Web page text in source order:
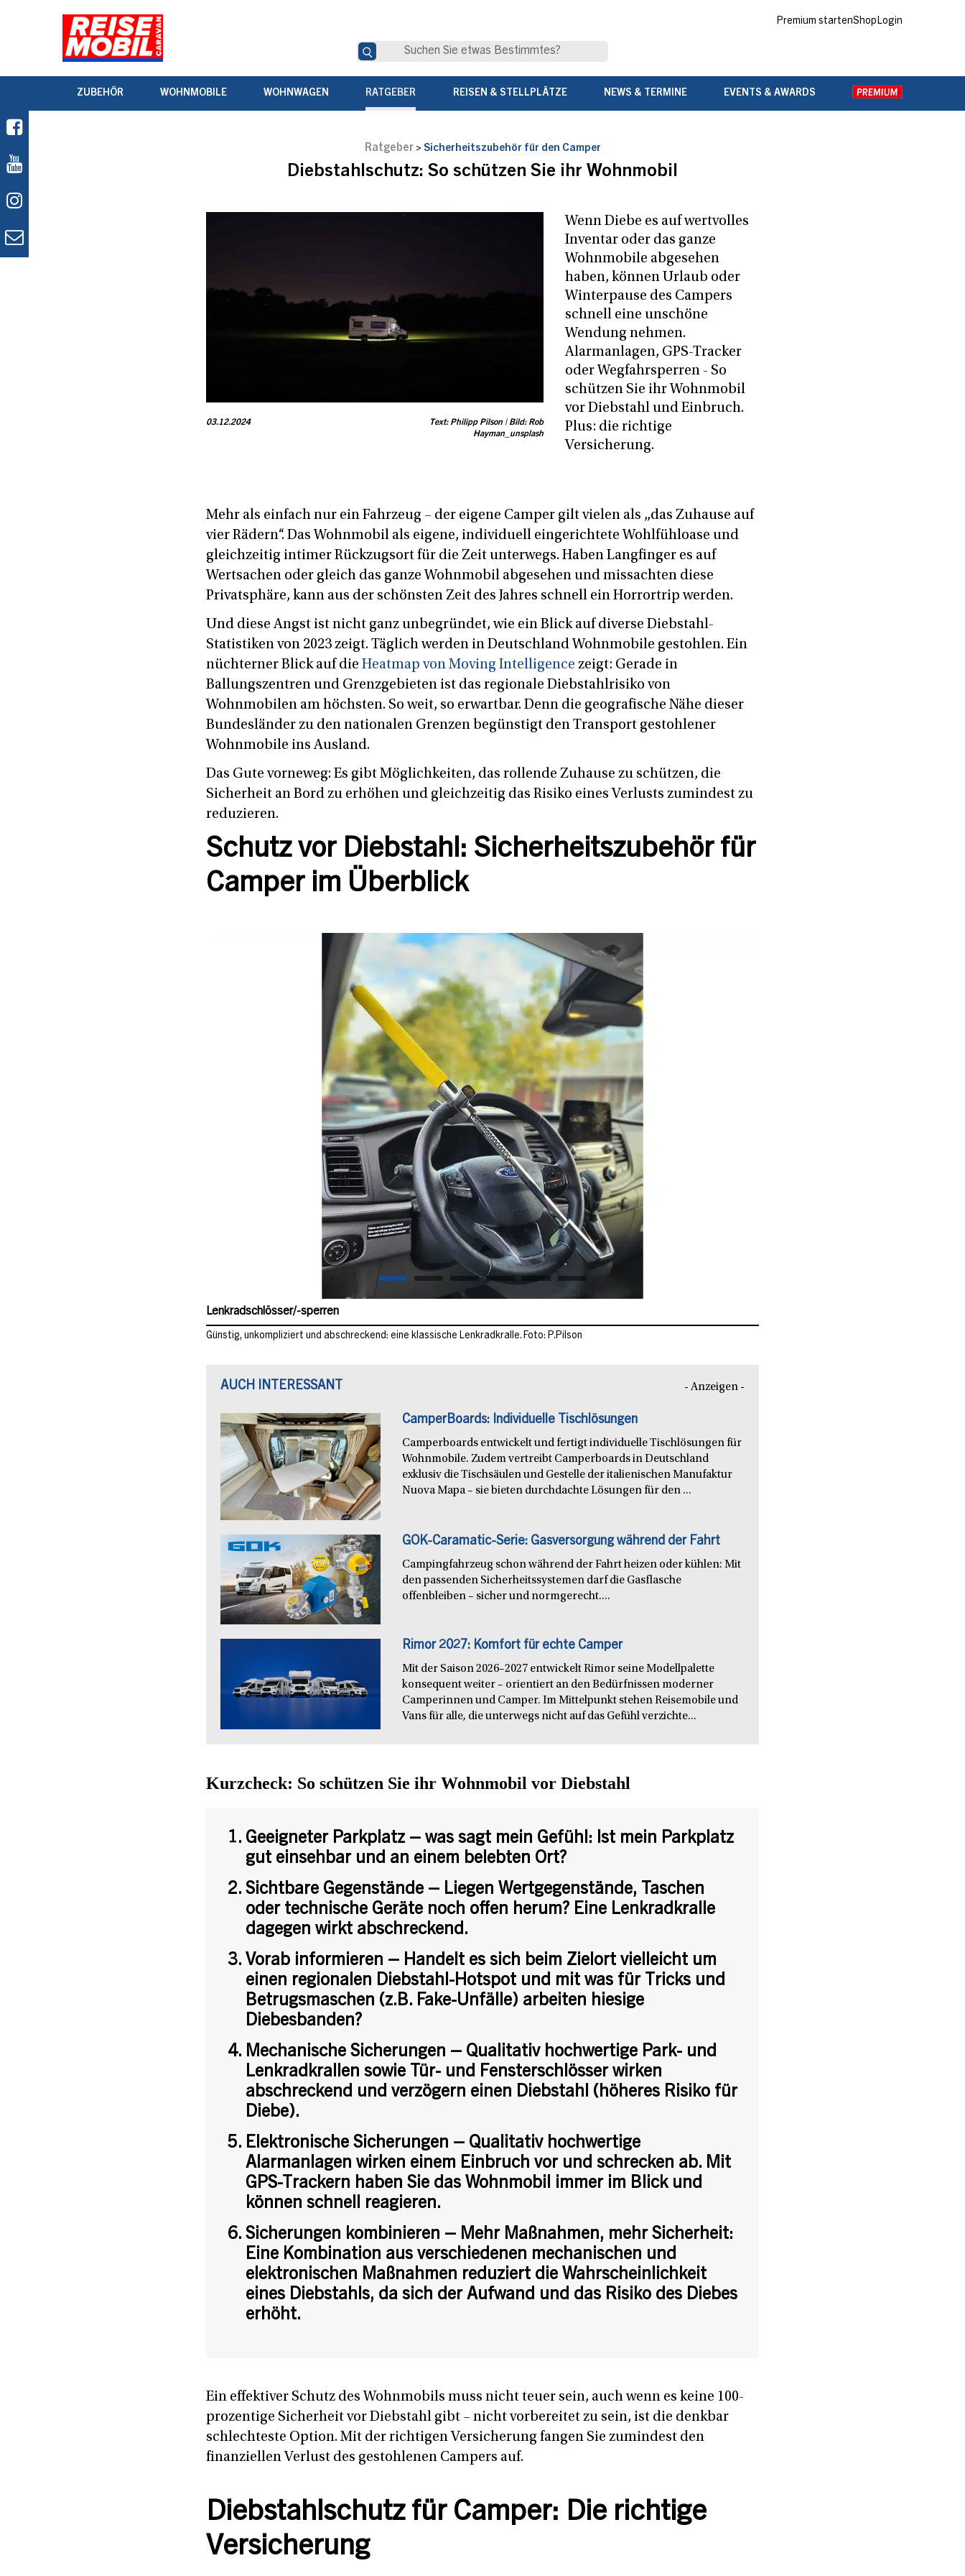
Premium startenShopLogin
ZUBEHÖR WOHNMOBILE WOHNWAGEN RATGEBER REISEN & STELLPLÄTZE NEWS & TERMINE EVENTS & AWARDS
Ratgeber > Sicherheitszubehör für den Camper
Diebstahlschutz: So schützen Sie ihr Wohnmobil
03.12.2024
Text: Philipp Pilson | Bild: Rob
Hayman_unsplash
Wenn Diebe es auf wertvolles
Inventar oder das ganze
Wohnmobile abgesehen
haben, können Urlaub oder
Winterpause des Campers
schnell eine unschöne
Wendung nehmen.
Alarmanlagen, GPS-Tracker
oder Wegfahrsperren - So
schützen Sie ihr Wohnmobil
vor Diebstahl und Einbruch.
Plus: die richtige
Versicherung.
Mehr als einfach nur ein Fahrzeug – der eigene Camper gilt vielen als „das Zuhause auf
vier Rädern“. Das Wohnmobil als eigene, individuell eingerichtete Wohlfühloase und
gleichzeitig intimer Rückzugsort für die Zeit unterwegs. Haben Langfinger es auf
Wertsachen oder gleich das ganze Wohnmobil abgesehen und missachten diese
Privatsphäre, kann aus der schönsten Zeit des Jahres schnell ein Horrortrip werden.
Und diese Angst ist nicht ganz unbegründet, wie ein Blick auf diverse Diebstahl-
Statistiken von 2023 zeigt. Täglich werden in Deutschland Wohnmobile gestohlen. Ein
nüchterner Blick auf die Heatmap von Moving Intelligence zeigt: Gerade in
Ballungszentren und Grenzgebieten ist das regionale Diebstahlrisiko von
Wohnmobilen am höchsten. So weit, so erwartbar. Denn die geografische Nähe dieser
Bundesländer zu den nationalen Grenzen begünstigt den Transport gestohlener
Wohnmobile ins Ausland.
Das Gute vorneweg: Es gibt Möglichkeiten, das rollende Zuhause zu schützen, die
Sicherheit an Bord zu erhöhen und gleichzeitig das Risiko eines Verlusts zumindest zu
reduzieren.
Schutz vor Diebstahl: Sicherheitszubehör für
Camper im Überblick
Lenkradschlösser/-sperren
Günstig, unkompliziert und abschreckend: eine klassische Lenkradkralle. Foto: P.Pilson
AUCH INTERESSANT - Anzeigen -
CamperBoards: Individuelle Tischlösungen
Camperboards entwickelt und fertigt individuelle Tischlösungen für
Wohnmobile. Zudem vertreibt Camperboards in Deutschland
exklusiv die Tischsäulen und Gestelle der italienischen Manufaktur
Nuova Mapa – sie bieten durchdachte Lösungen für den ...
GOK-Caramatic-Serie: Gasversorgung während der Fahrt
Campingfahrzeug schon während der Fahrt heizen oder kühlen: Mit
den passenden Sicherheitssystemen darf die Gasflasche
offenbleiben – sicher und normgerecht....
Rimor 2027: Komfort für echte Camper
Mit der Saison 2026–2027 entwickelt Rimor seine Modellpalette
konsequent weiter – orientiert an den Bedürfnissen moderner
Camperinnen und Camper. Im Mittelpunkt stehen Reisemobile und
Vans für alle, die unterwegs nicht auf das Gefühl verzichte...
Kurzcheck: So schützen Sie ihr Wohnmobil vor Diebstahl
Geeigneter Parkplatz – was sagt mein Gefühl: Ist mein Parkplatz
gut einsehbar und an einem belebten Ort?
Sichtbare Gegenstände – Liegen Wertgegenstände, Taschen
oder technische Geräte noch offen herum? Eine Lenkradkralle
dagegen wirkt abschreckend.
Vorab informieren – Handelt es sich beim Zielort vielleicht um
einen regionalen Diebstahl-Hotspot und mit was für Tricks und
Betrugsmaschen (z.B. Fake-Unfälle) arbeiten hiesige
Diebesbanden?
Mechanische Sicherungen – Qualitativ hochwertige Park- und
Lenkradkrallen sowie Tür- und Fensterschlösser wirken
abschreckend und verzögern einen Diebstahl (höheres Risiko für
Diebe).
Elektronische Sicherungen – Qualitativ hochwertige
Alarmanlagen wirken einem Einbruch vor und schrecken ab. Mit
GPS-Trackern haben Sie das Wohnmobil immer im Blick und
können schnell reagieren.
Sicherungen kombinieren – Mehr Maßnahmen, mehr Sicherheit:
Eine Kombination aus verschiedenen mechanischen und
elektronischen Maßnahmen reduziert die Wahrscheinlichkeit
eines Diebstahls, da sich der Aufwand und das Risiko des Diebes
erhöht.
Ein effektiver Schutz des Wohnmobils muss nicht teuer sein, auch wenn es keine 100-
prozentige Sicherheit vor Diebstahl gibt – nicht vorbereitet zu sein, ist die denkbar
schlechteste Option. Mit der richtigen Versicherung fangen Sie zumindest den
finanziellen Verlust des gestohlenen Campers auf.
Diebstahlschutz für Camper: Die richtige
Versicherung